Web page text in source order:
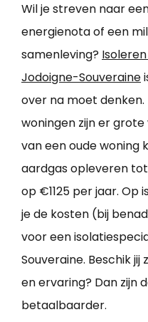
Wil je streven naar
energienota of een
samenleving?
Jodoigne-Souveraine
over na moet denken.
woningen zijn er
van een oude woning
aardgas opleveren
op €1125 per jaar. Op
je de kosten (bij
voor een
Souveraine. Beschik
en ervaring? Dan zijn
betaalbaarder.